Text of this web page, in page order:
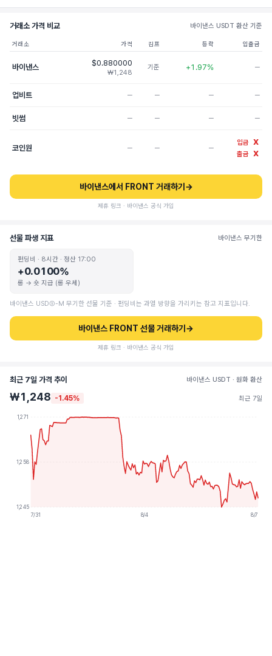
거래소 가격 비교 바이낸스 USDT 환산 기준
거래소 가격 김프 등락 입출금
바이낸스 $0.880000
₩1,248
기준 +1.97% ─
업비트 ─ ─ ─ ─
빗썸 ─ ─ ─ ─
코인원 ─ ─ ─
입금 X
출금 X
바이낸스에서 FRONT 거래하기 →
제휴 링크 · 바이낸스 공식 가입
선물 파생 지표 바이낸스 무기한
펀딩비 · 8시간 · 정산 17:00
+0.0100%
롱 → 숏 지급 (롱 우세)
바이낸스 USDⓈ-M 무기한 선물 기준 · 펀딩비는 과열 방향을 가리키는 참고 지표입니다.
바이낸스 FRONT 선물 거래하기 →
제휴 링크 · 바이낸스 공식 가입
최근 7일 가격 추이 바이낸스 USDT · 원화 환산
₩1,248 -1.45% 최근 7일
1,271
1,258
1,245
7/31
8/4 8/7